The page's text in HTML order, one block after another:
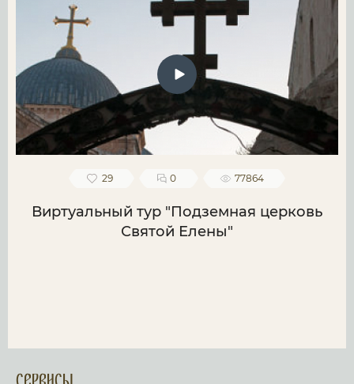
29 0 77864
Виртуальный тур "Подземная церковь
Святой Елены"